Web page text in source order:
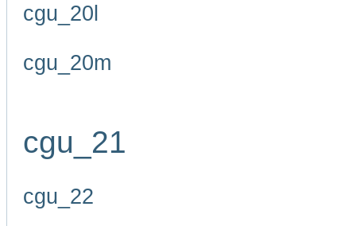
cgu_20l
cgu_20m
cgu_21
cgu_22